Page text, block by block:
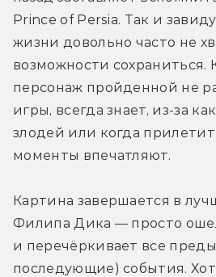
Prince of Persia. Так и
жизни довольно часто не
возможности сохраниться.
персонаж пройденной не
игры, всегда знает, из-за
злодей или когда
моменты впечатляют.
Картина завершается в
Филипа Дика — просто
и перечёркивает все
последующие) события.